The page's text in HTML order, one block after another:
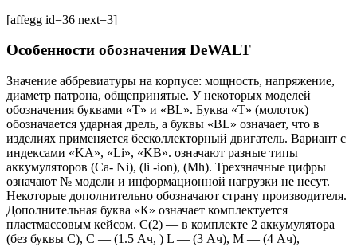
[affegg id=36 next=3]
Особенности обозначения DeWALT
Значение аббревиатуры на корпусе: мощность, напряжение,
диаметр патрона, общепринятые. У некоторых моделей
обозначения буквами «Т» и «BL». Буква «Т» (молоток)
обозначается ударная дрель, а буквы «BL» означает, что в
изделиях применяется бесколлекторный двигатель. Вариант с
индексами «KA», «Li», «KB». означают разные типы
аккумуляторов (Са- Ni), (li -ion), (Mh). Трехзначные цифры
означают № модели и информационной нагрузки не несут.
Некоторые дополнительно обозначают страну производителя.
Дополнительная буква «К» означает комплектуется
пластмассовым кейсом. C(2) — в комплекте 2 аккумулятора
(без буквы С), С — (1.5 Ач, ) L — (3 Ач), M — (4 Ач),